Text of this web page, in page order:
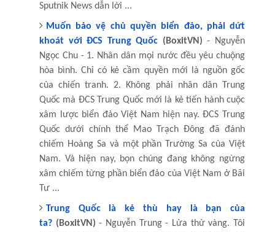
Sputnik News dẫn lời ...
Muốn bảo vệ chủ quyền biển đảo, phải dứt
khoát với ĐCS Trung Quốc (BoxitVN) - Nguyễn
Ngọc Chu - 1. Nhân dân mọi nước đều yêu chuộng
hòa bình. Chỉ có kẻ cầm quyền mới là nguồn gốc
của chiến tranh. 2. Không phải nhân dân Trung
Quốc mà ĐCS Trung Quốc mới là kẻ tiến hành cuộc
xâm lược biển đảo Việt Nam hiện nay. ĐCS Trung
Quốc dưới chính thể Mao Trạch Đông đã đánh
chiếm Hoàng Sa và một phần Trường Sa của Việt
Nam. Và hiện nay, bọn chúng đang không ngừng
xâm chiếm từng phần biển đảo của Việt Nam ở Bãi
Tư ...
Trung Quốc là kẻ thù hay là bạn của
ta?(BoxitVN) - Nguyễn Trung - Lửa thử vàng. Tôi